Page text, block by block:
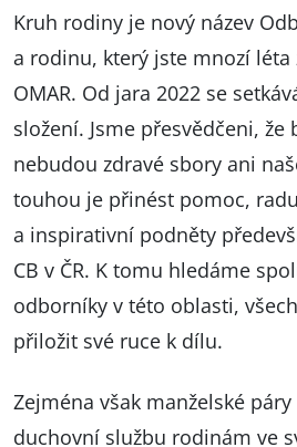
Kruh rodiny je nový název
a rodinu, který jste mnozí léta
OMAR. Od jara 2022 se
složení. Jsme přesvědčeni, že
nebudou zdravé sbory ani
touhou je přinést pomoc,
a inspirativní podněty
CB v ČR. K tomu hledáme
odborníky v této oblasti,
přiložit své ruce k dílu.
Zejména však manželské
duchovní službu rodinám ve